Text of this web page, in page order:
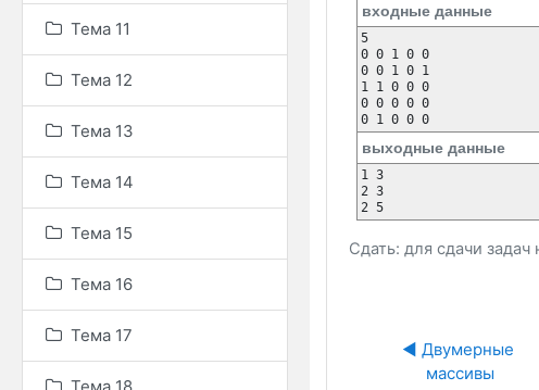
Тема 11
Тема 12
Тема 13
Тема 14
Тема 15
Тема 16
Тема 17
входные данные
5
0 0 1 0 0
0 0 1 0 1
1 1 0 0 0
0 0 0 0 0
выходные данные
1 3
2 3
Сдать: для сдачи
◀︎ Двумерные
массивы